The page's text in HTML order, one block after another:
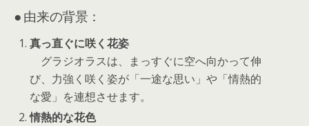
● 由来の背景：
真っ直ぐに咲く花姿
グラジオラスは、まっすぐに空へ向かって伸
び、力強く咲く姿が「一途な思い」や「情熱的
な愛」を連想させます。
情熱的な花色